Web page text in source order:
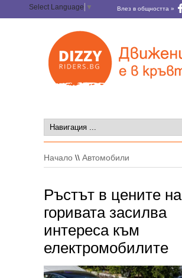
Select Language ▼ Влез в общността »
Начало \\ Автомобили
Ръстът в цените на
горивата засилва
интереса към
електромобилите